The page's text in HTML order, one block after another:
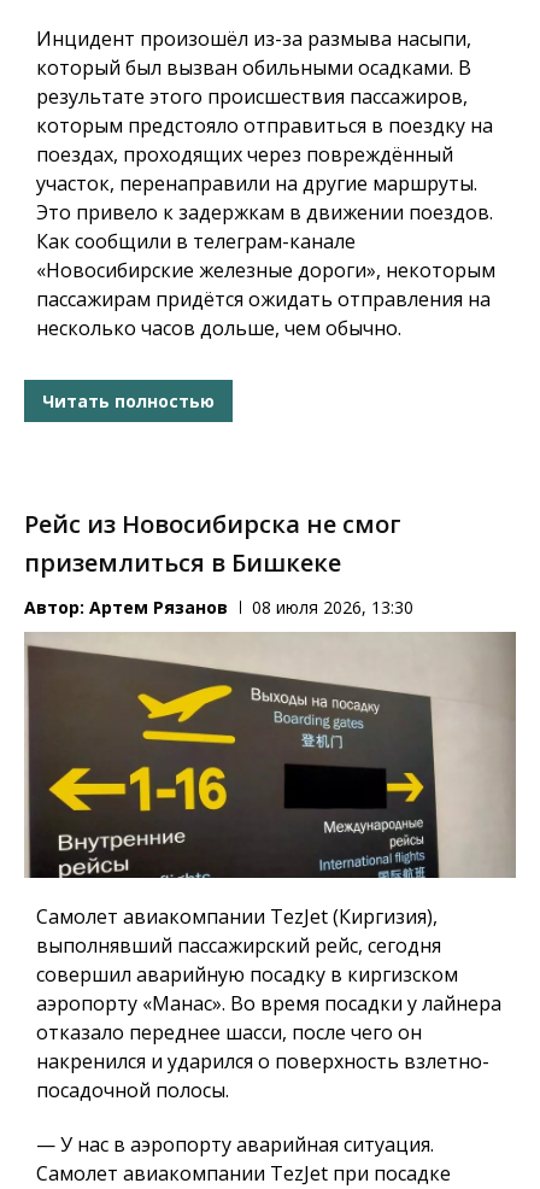
Инцидент произошёл из-за размыва насыпи,
который был вызван обильными осадками. В
результате этого происшествия пассажиров,
которым предстояло отправиться в поездку на
поездах, проходящих через повреждённый
участок, перенаправили на другие маршруты.
Это привело к задержкам в движении поездов.
Как сообщили в телеграм-канале
«Новосибирские железные дороги», некоторым
пассажирам придётся ожидать отправления на
несколько часов дольше, чем обычно.
Читать полностью
Рейс из Новосибирска не смог
приземлиться в Бишкеке
Автор: Артем Рязанов 08 июля 2026, 13:30
Самолет авиакомпании TezJet (Киргизия),
выполнявший пассажирский рейс, сегодня
совершил аварийную посадку в киргизском
аэропорту «Манас». Во время посадки у лайнера
отказало переднее шасси, после чего он
накренился и ударился о поверхность взлетно-
посадочной полосы.
— У нас в аэропорту аварийная ситуация.
Самолет авиакомпании TezJet при посадке